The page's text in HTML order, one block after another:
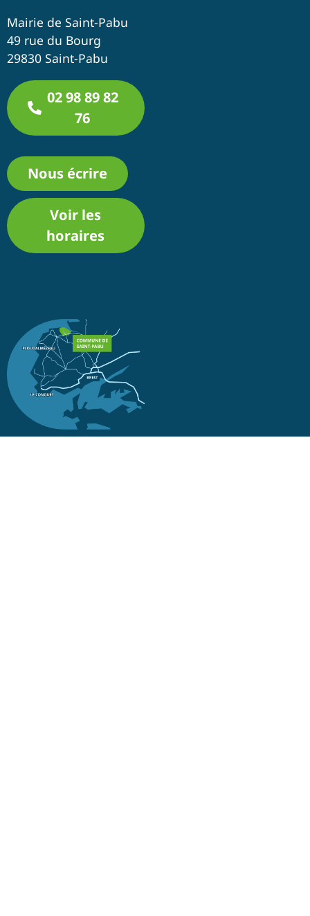
Mairie de Saint-Pabu
49 rue du Bourg
29830 Saint-Pabu
02 98 89 82
76
Nous écrire
Voir les
horaires